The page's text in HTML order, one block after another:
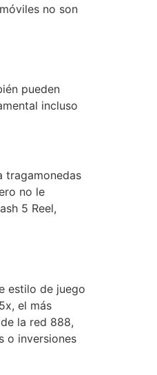
no son
pueden
incluso
tragamonedas
no le
5 Reel,
estilo de juego
el más
la red 888,
o inversiones